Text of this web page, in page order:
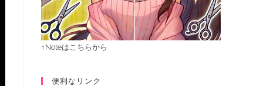
↑Noteはこちらから
便利なリンク